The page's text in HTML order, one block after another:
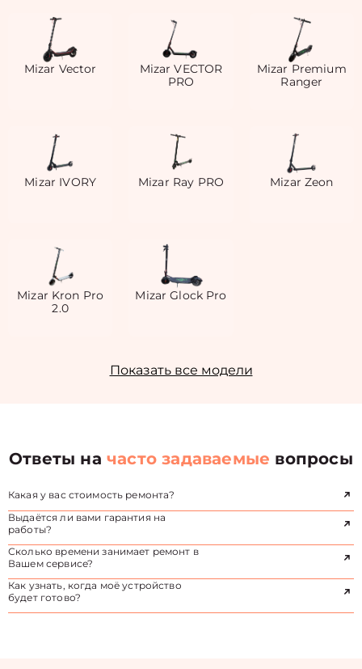
Mizar Vector
Mizar VECTOR
PRO
Mizar Premium
Ranger
Mizar IVORY Mizar Ray PRO Mizar Zeon
Mizar Kron Pro
2.0
Mizar Glock Pro
Показать все модели
Ответы начасто задаваемые вопросы
Какая у вас стоимость ремонта?
Выдаётся ли вами гарантия на
работы?
Сколько времени занимает ремонт в
Вашем сервисе?
Как узнать, когда моё устройство
будет готово?